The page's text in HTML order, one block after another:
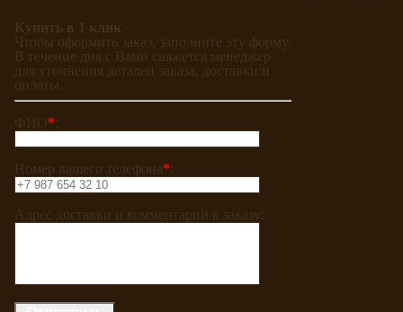
Купить в 1 клик
Чтобы оформить заказ, заполните эту форму.
В течение дня с Вами свяжется менеджер
для уточнения деталей заказа, доставки и
оплаты.
ФИО*
Номер вашего телефона*
Адрес доставки и комментарий к заказу: